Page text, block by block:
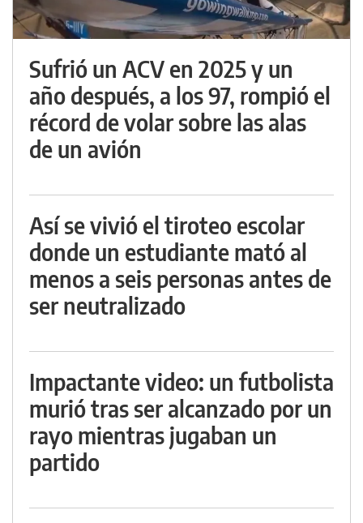
Sufrió un ACV en 2025 y un
año después, a los 97, rompió el
récord de volar sobre las alas
de un avión
Así se vivió el tiroteo escolar
donde un estudiante mató al
menos a seis personas antes de
ser neutralizado
Impactante video: un futbolista
murió tras ser alcanzado por un
rayo mientras jugaban un
partido